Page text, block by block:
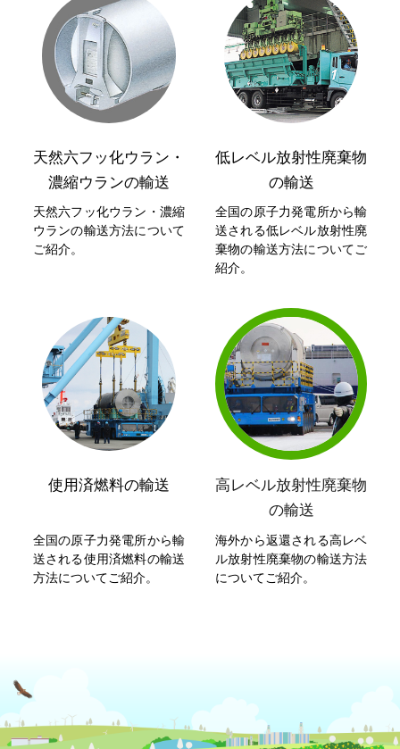
天然六フッ化ウラン・
濃縮ウランの輸送
天然六フッ化ウラン・濃縮
ウランの輸送方法について
ご紹介。
低レベル放射性廃棄物
の輸送
全国の原子力発電所から輸
送される低レベル放射性廃
棄物の輸送方法についてご
紹介。
使用済燃料の輸送
全国の原子力発電所から輸
送される使用済燃料の輸送
方法についてご紹介。
高レベル放射性廃棄物
の輸送
海外から返還される高レベ
ル放射性廃棄物の輸送方法
についてご紹介。